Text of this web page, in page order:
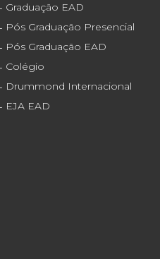
Graduação EAD
Pós Graduação Presencial
Pós Graduação EAD
Colégio
Drummond Internacional
EJA EAD